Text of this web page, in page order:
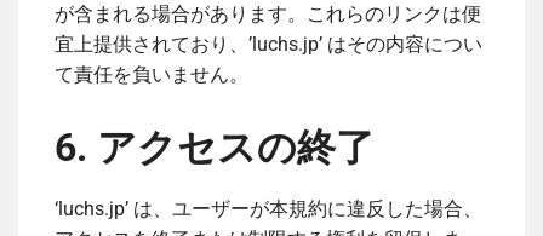
が含まれる場合があります。これらのリンクは便
宜上提供されており、’luchs.jp’ はその内容につい
て責任を負いません。
6. アクセスの終了
‘luchs.jp’ は、ユーザーが本規約に違反した場合、